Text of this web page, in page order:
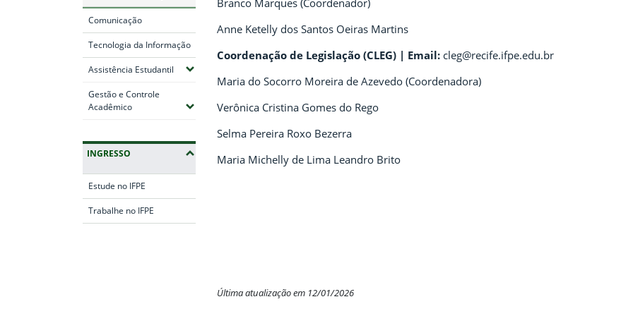
Comunicação
Tecnologia da Informação
Assistência Estudantil (Expandir submenus)
Gestão e Controle
Acadêmico(Expandir submenus)
INGRESSO
Estude no IFPE
Trabalhe no IFPE
Branco Marques (Coordenador)
Anne Ketelly dos Santos Oeiras Martins
Coordenação de Legislação (CLEG) | Email: cleg@recife.ifpe.edu.br
Maria do Socorro Moreira de Azevedo (Coordenadora)
Verônica Cristina Gomes do Rego
Selma Pereira Roxo Bezerra
Maria Michelly de Lima Leandro Brito
Última atualização em 12/01/2026